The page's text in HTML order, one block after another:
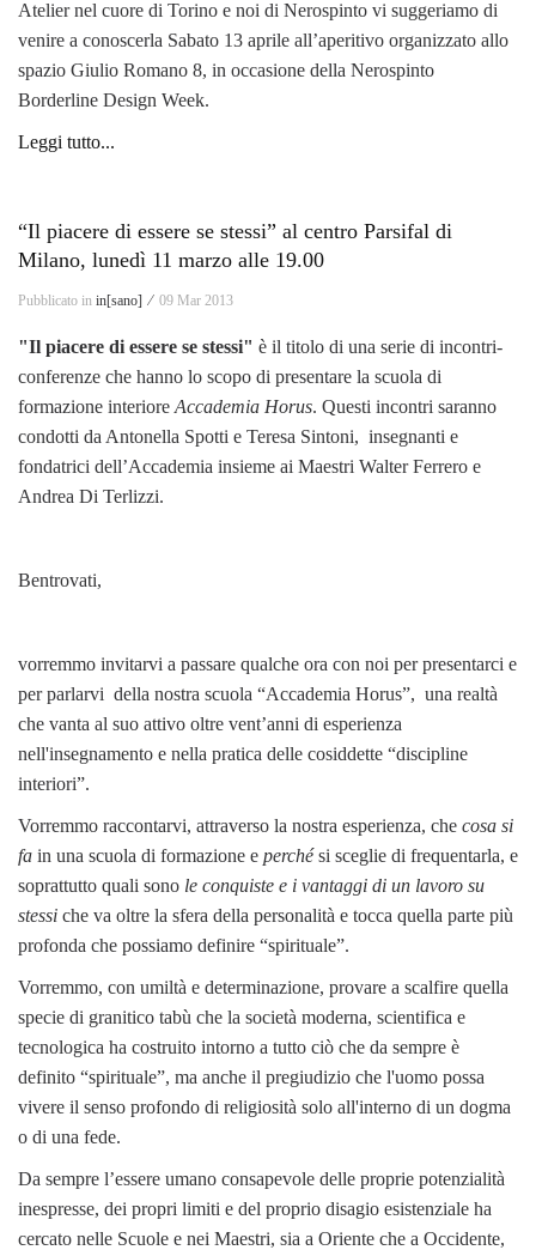
Atelier nel cuore di Torino e noi di Nerospinto vi suggeriamo di
venire a conoscerla Sabato 13 aprile all’aperitivo organizzato allo
spazio Giulio Romano 8, in occasione della Nerospinto
Borderline Design Week.
Leggi tutto...
“Il piacere di essere se stessi” al centro Parsifal di
Milano, lunedì 11 marzo alle 19.00
Pubblicato in in[sano] ⁄ 09 Mar 2013
"Il piacere di essere se stessi" è il titolo di una serie di incontri-
conferenze che hanno lo scopo di presentare la scuola di
formazione interiore Accademia Horus. Questi incontri saranno
condotti da Antonella Spotti e Teresa Sintoni, insegnanti e
fondatrici dell’Accademia insieme ai Maestri Walter Ferrero e
Andrea Di Terlizzi.
Bentrovati,
vorremmo invitarvi a passare qualche ora con noi per presentarci e
per parlarvi della nostra scuola “Accademia Horus”, una realtà
che vanta al suo attivo oltre vent’anni di esperienza
nell'insegnamento e nella pratica delle cosiddette “discipline
interiori”.
Vorremmo raccontarvi, attraverso la nostra esperienza, che cosa si
fa in una scuola di formazione e perchési sceglie di frequentarla, e
soprattutto quali sono le conquiste e i vantaggi di un lavoro su
stessi che va oltre la sfera della personalità e tocca quella parte più
profonda che possiamo definire “spirituale”.
Vorremmo, con umiltà e determinazione, provare a scalfire quella
specie di granitico tabù che la società moderna, scientifica e
tecnologica ha costruito intorno a tutto ciò che da sempre è
definito “spirituale”, ma anche il pregiudizio che l'uomo possa
vivere il senso profondo di religiosità solo all'interno di un dogma
o di una fede.
Da sempre l’essere umano consapevole delle proprie potenzialità
inespresse, dei propri limiti e del proprio disagio esistenziale ha
cercato nelle Scuole e nei Maestri, sia a Oriente che a Occidente,